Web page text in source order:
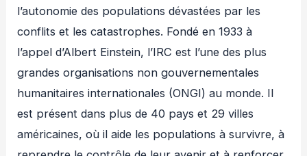
l’autonomie des populations dévastées par les
conflits et les catastrophes. Fondé en 1933 à
l’appel d’Albert Einstein, l’IRC est l’une des plus
grandes organisations non gouvernementales
humanitaires internationales (ONGI) au monde. Il
est présent dans plus de 40 pays et 29 villes
américaines, où il aide les populations à survivre, à